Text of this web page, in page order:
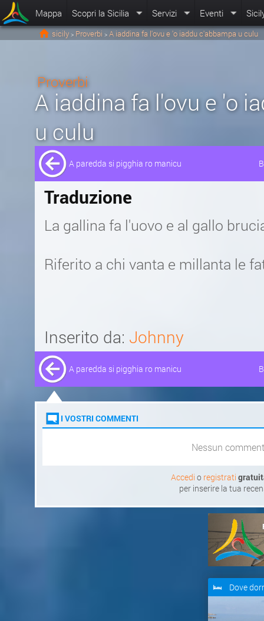
Mappa Scopri la Sicilia Servizi Eventi
sicily > Proverbi > A iaddina fa l'ovu e 'o iaddu c'abbampa u culu
Proverbi
A iaddina fa l'ovu e 'o
u culu
A paredda si pigghia ro manicu
Traduzione
La gallina fa l'uovo e al gallo
Riferito a chi vanta e millanta le
Inserito da: Johnny
A paredda si pigghia ro manicu
I VOSTRI COMMENTI
Nessun
Accedi o registrati
per inserire la tua
Dove